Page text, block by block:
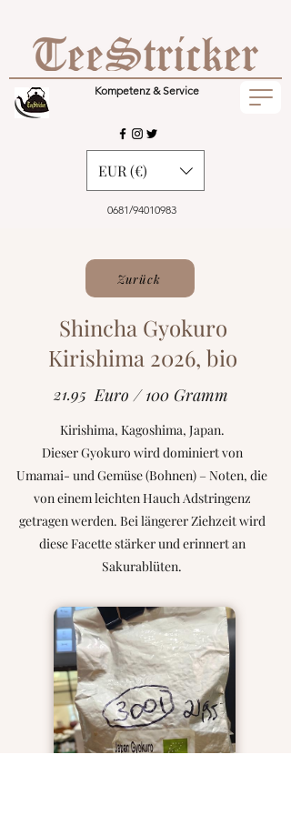
Kompetenz & Service
0681/94010983
EUR (€)
Zurück
Shincha Gyokuro
Kirishima 2026, bio
21.95 Euro / 100 Gramm
Kirishima, Kagoshima, Japan.
Dieser Gyokuro wird dominiert von
Umamai- und Gemüse (Bohnen) – Noten, die
von einem leichten Hauch Adstringenz
getragen werden. Bei längerer Ziehzeit wird
diese Facette stärker und erinnert an
Sakurablüten.